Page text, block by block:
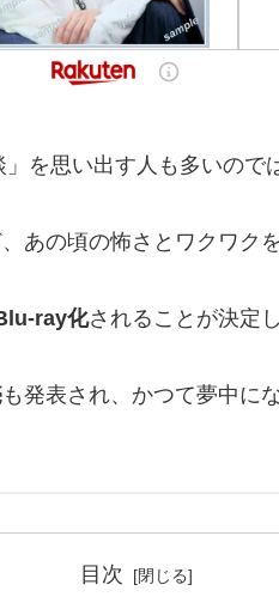
を思い出す人も多いので
あの頃の怖さとワクワク
ray化されることが決定
も発表され、かつて夢中に
目次